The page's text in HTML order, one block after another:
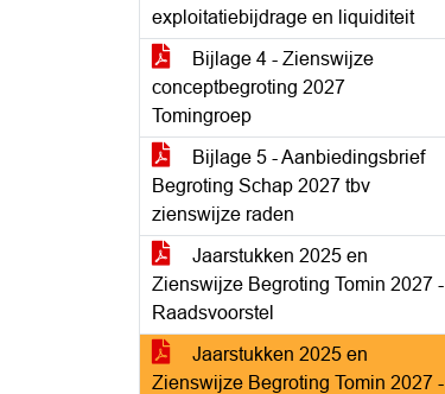
exploitatiebijdrage en liquiditeit
Bijlage 4 - Zienswijze
conceptbegroting 2027
Tomingroep
Bijlage 5 - Aanbiedingsbrief
Begroting Schap 2027 tbv
zienswijze raden
Jaarstukken 2025 en
Zienswijze Begroting Tomin 2027 -
Raadsvoorstel
Jaarstukken 2025 en
Zienswijze Begroting Tomin 2027 -